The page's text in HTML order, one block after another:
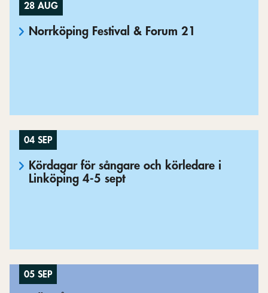
28 AUG
Norrköping Festival & Forum 21
04 SEP
Kördagar för sångare och körledare i
Linköping 4-5 sept
05 SEP